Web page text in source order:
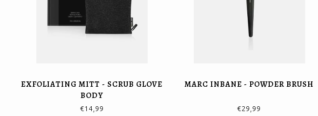
EXFOLIATING MITT - SCRUB GLOVE
BODY
€14,99
MARC INBANE - POWDER BRUSH
€29,99